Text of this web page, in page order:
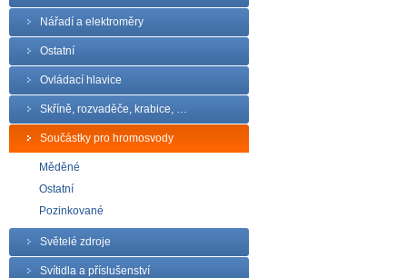
Nářadí a elektroměry
Ostatní
Ovládací hlavice
Skříně, rozvaděče, krabice, …
Součástky pro hromosvody
Měděné
Ostatní
Pozinkované
Světelé zdroje
Svítidla a příslušenství